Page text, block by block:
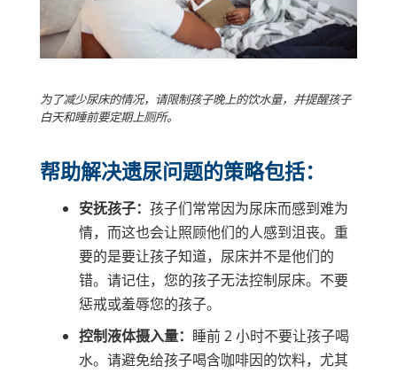
为了减少尿床的情况，请限制孩子晚上的饮水量，并提醒孩子
白天和睡前要定期上厕所。
帮助解决遗尿问题的策略包括：
安抚孩子： 孩子们常常因为尿床而感到难为
情，而这也会让照顾他们的人感到沮丧。重
要的是要让孩子知道，尿床并不是他们的
错。请记住，您的孩子无法控制尿床。不要
惩戒或羞辱您的孩子。
控制液体摄入量： 睡前 2 小时不要让孩子喝
水。请避免给孩子喝含咖啡因的饮料，尤其